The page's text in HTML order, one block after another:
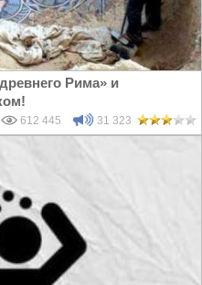
Рима» и
612 445 31 323